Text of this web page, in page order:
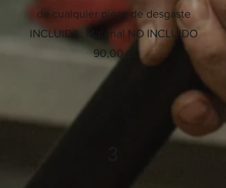
de cualquier pieza de desgaste
INCLUIDA. Material NO INCLUIDO
90,00 €